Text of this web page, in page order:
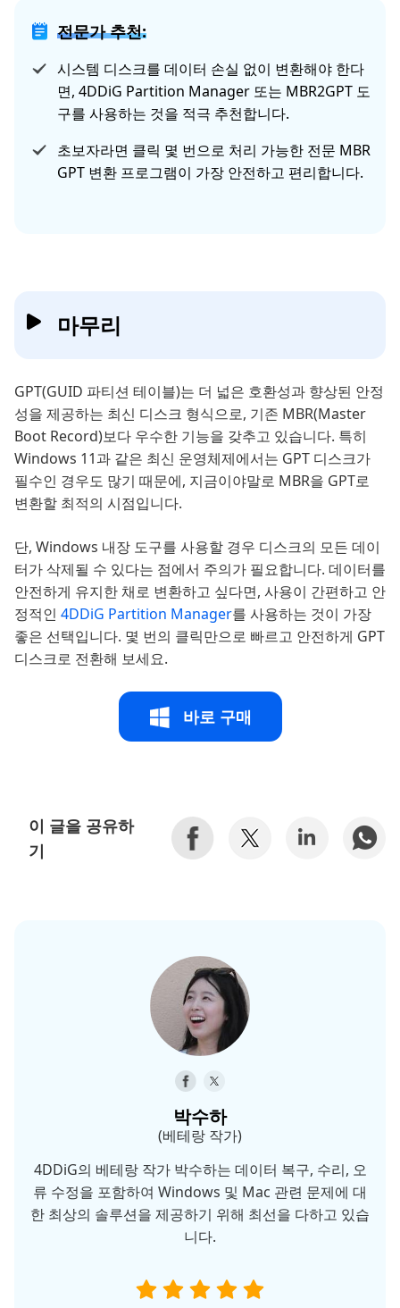
전문가 추천:
시스템 디스크를 데이터 손실 없이 변환해야 한다
면, 4DDiG Partition Manager 또는 MBR2GPT 도
구를 사용하는 것을 적극 추천합니다.
초보자라면 클릭 몇 번으로 처리 가능한 전문 MBR
GPT 변환 프로그램이 가장 안전하고 편리합니다.
마무리
GPT(GUID 파티션 테이블)는 더 넓은 호환성과 향상된 안정
성을 제공하는 최신 디스크 형식으로, 기존 MBR(Master
Boot Record)보다 우수한 기능을 갖추고 있습니다. 특히
Windows 11과 같은 최신 운영체제에서는 GPT 디스크가
필수인 경우도 많기 때문에, 지금이야말로 MBR을 GPT로
변환할 최적의 시점입니다.
단, Windows 내장 도구를 사용할 경우 디스크의 모든 데이
터가 삭제될 수 있다는 점에서 주의가 필요합니다. 데이터를
안전하게 유지한 채로 변환하고 싶다면, 사용이 간편하고 안
정적인 4DDiG Partition Manager를 사용하는 것이 가장
좋은 선택입니다. 몇 번의 클릭만으로 빠르고 안전하게 GPT
디스크로 전환해 보세요.
바로 구매
이 글을 공유하
기
박수하
(베테랑 작가)
4DDiG의 베테랑 작가 박수하는 데이터 복구, 수리, 오
류 수정을 포함하여 Windows 및 Mac 관련 문제에 대
한 최상의 솔루션을 제공하기 위해 최선을 다하고 있습
니다.